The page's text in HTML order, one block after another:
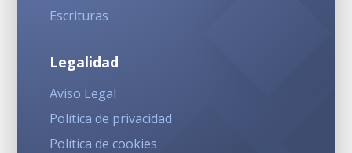
Escrituras
Legalidad
Aviso Legal
Política de privacidad
Política de cookies